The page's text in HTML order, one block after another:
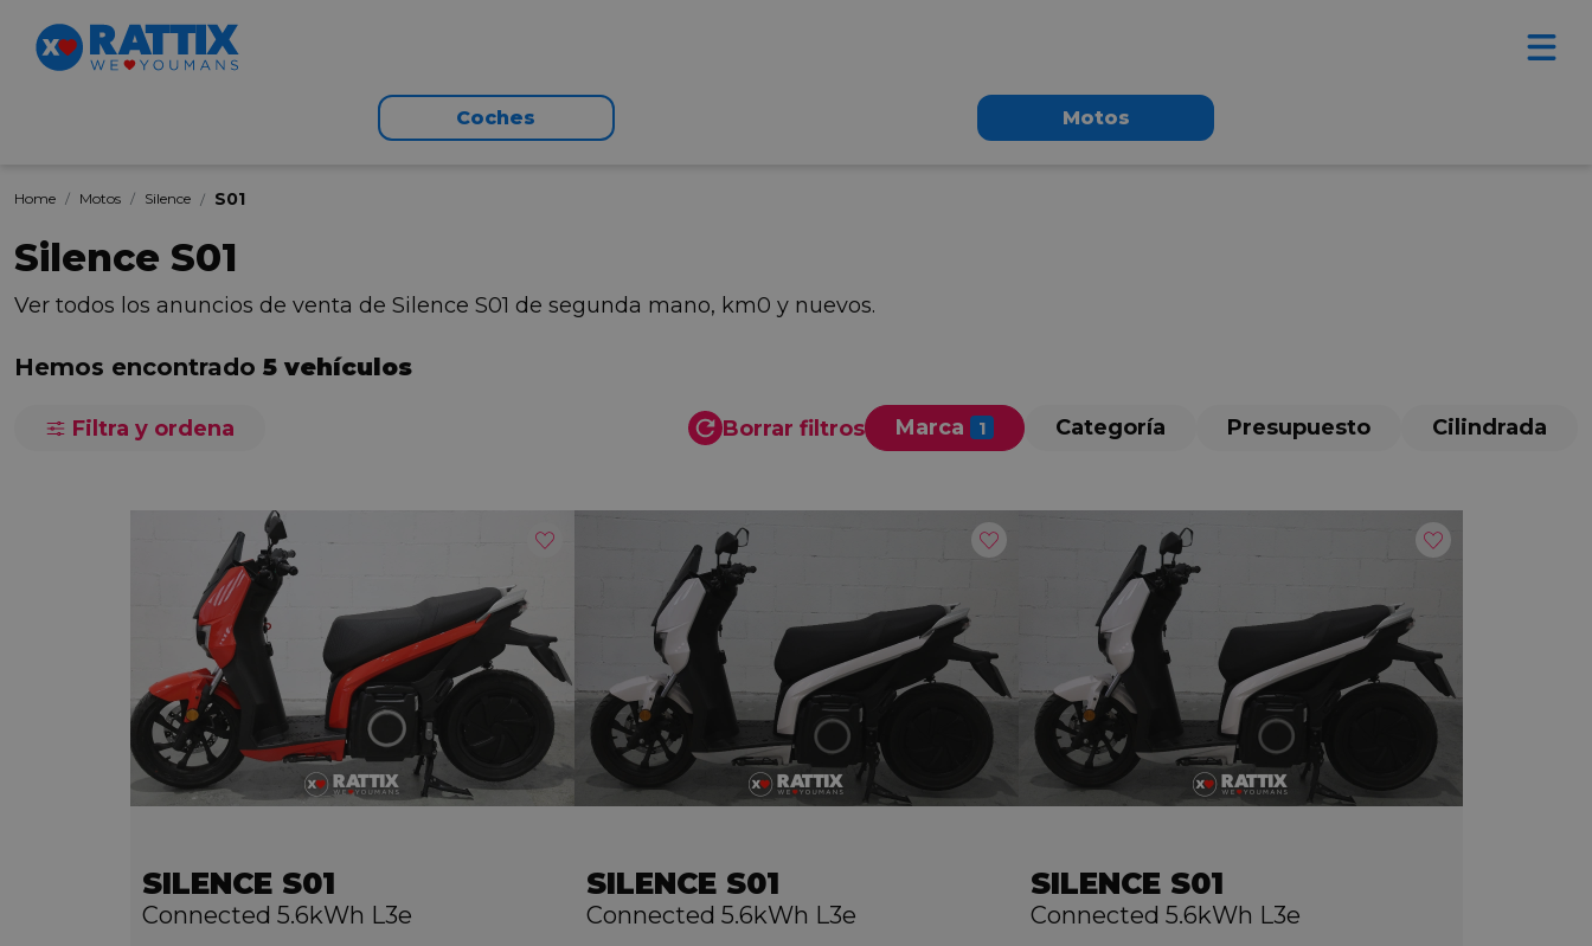
Coches Motos
Home Motos Silence S01
Silence S01
Ver todos los anuncios de venta de Silence S01 de segunda mano, km0 y nuevos.
Hemos encontrado 5 vehículos
Filtra y ordena Borrar filtros Marca Categoría Presupuesto Cilindrada
SILENCE S01
Connected 5.6kWh L3e
SILENCE S01
Connected 5.6kWh L3e
SILENCE S01
Connected 5.6kWh L3e